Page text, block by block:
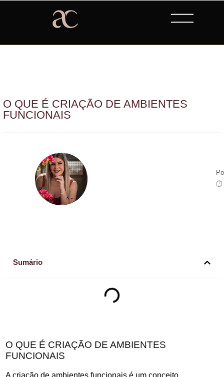
O QUE É CRIAÇÃO DE AMBIENTES
FUNCIONAIS
⏱
Sumário
O QUE É CRIAÇÃO DE AMBIENTES
FUNCIONAIS
A criação de ambientes funcionais é um conceito